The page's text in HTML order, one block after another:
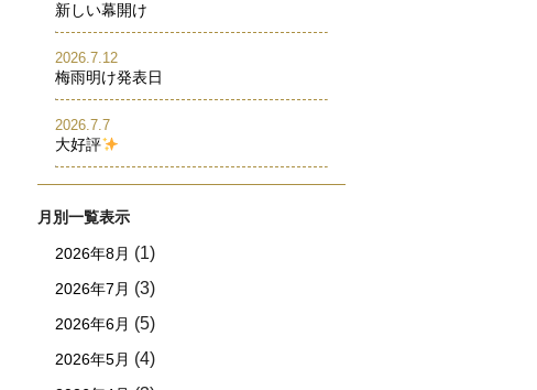
新しい幕開け
2026.7.12
梅雨明け発表日
2026.7.7
大好評
月別一覧表示
2026年8月 (1)
2026年7月 (3)
2026年6月 (5)
2026年5月 (4)